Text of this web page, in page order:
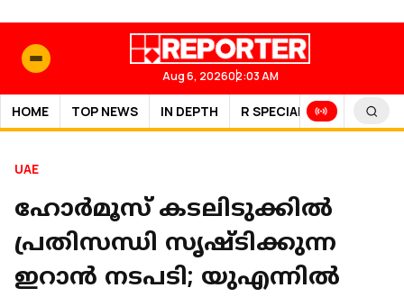
Aug 6, 202602:03 AM
HOME TOP NEWS IN DEPTH R SPECIAL SPORTS
UAE
ഹോർമൂസ് കടലിടുക്കിൽ
പ്രതിസന്ധി സൃഷ്ടിക്കുന്ന
ഇറാൻ നടപടി; യുഎന്നിൽ